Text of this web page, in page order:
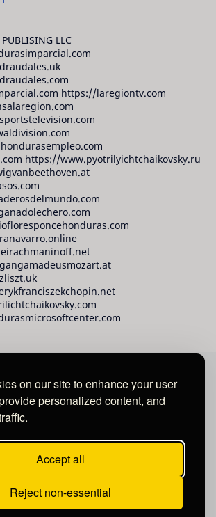
on our site to enhance your user
personalized content, and
Accept all
Reject non-essential
LLC
https://laregiontv.com
https://www.pyotrilyichtchaikovsky.ru
Publishing LLC